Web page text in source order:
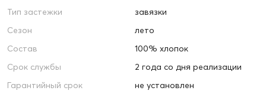
Тип застежки
завязки
Сезон
лето
Состав
100% хлопок
Срок службы
2 года со дня реализации
Гарантийный срок
не установлен